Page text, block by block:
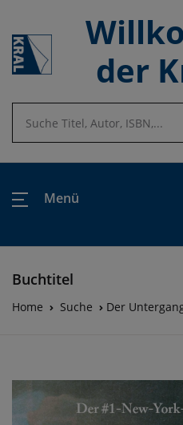
der
Menü
Buchtitel
Home Suche Der